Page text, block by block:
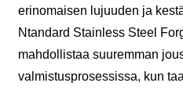
erinomaisen lujuuden ja
Ntandard Stainless Steel
mahdollistaa suuremman
valmistusprosessissa, kun